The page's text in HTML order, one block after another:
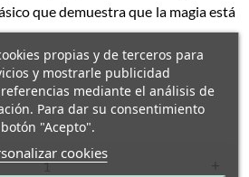
que demuestra que la magia está
+
propias y de terceros para
y mostrarle publicidad
mediante el análisis de
Para dar su consentimiento
"Acepto".
cookies